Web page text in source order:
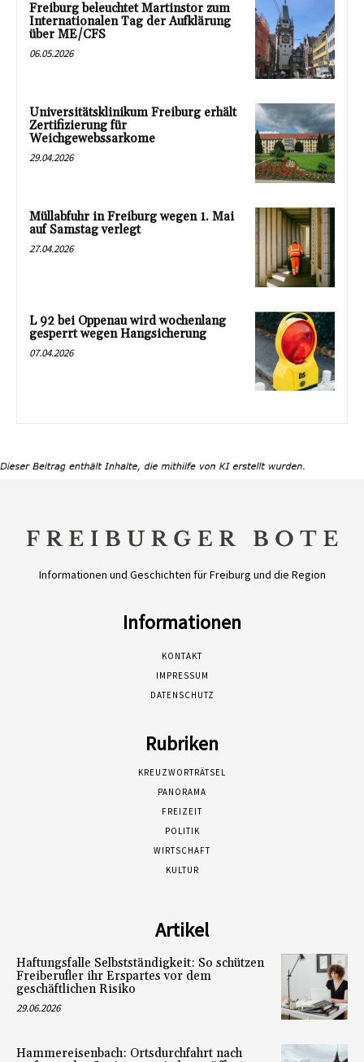
Freiburg beleuchtet Martinstor zum
Internationalen Tag der Aufklärung
über ME/CFS
06.05.2026
Universitätsklinikum Freiburg erhält
Zertifizierung für
Weichgewebssarkome
29.04.2026
Müllabfuhr in Freiburg wegen 1. Mai
auf Samstag verlegt
27.04.2026
L 92 bei Oppenau wird wochenlang
gesperrt wegen Hangsicherung
07.04.2026
Informationen und Geschichten für Freiburg und die Region
Informationen
KONTAKT
IMPRESSUM
DATENSCHUTZ
Rubriken
KREUZWORTRÄTSEL
PANORAMA
FREIZEIT
POLITIK
WIRTSCHAFT
KULTUR
Artikel
Haftungsfalle Selbstständigkeit: So schützen
Freiberufler ihr Erspartes vor dem
geschäftlichen Risiko
29.06.2026
Hammereisenbach: Ortsdurchfahrt nach